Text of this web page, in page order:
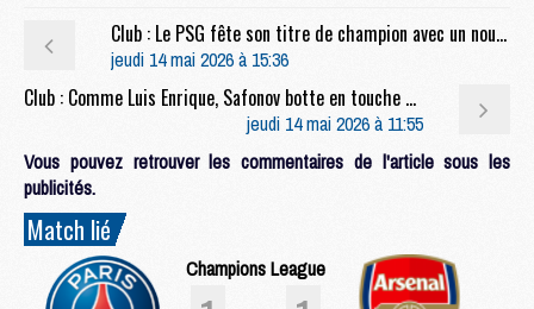
Club : Le PSG fête son titre de champion avec un nouveau tee-shirt
jeudi 14 mai 2026 à 15:36
Club : Comme Luis Enrique, Safonov botte en touche pour ses dégagements
jeudi 14 mai 2026 à 11:55
Vous pouvez retrouver les commentaires de l'article sous les
publicités.
Match lié
Champions League